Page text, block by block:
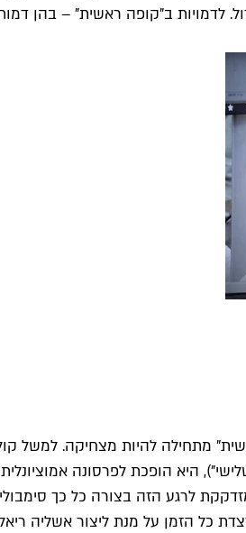
ב"קופה ראשית" – בהן
מתחילה להיות מצחיקה.
היא הופכת לפרסונה
לרגע הזה בצורה כל כך
כל הזמן על מנת ליצור אשליה